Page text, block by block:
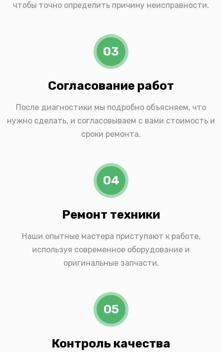
чтобы точно определить причину неисправности.
03
Согласование работ
После диагностики мы подробно объясняем, что
нужно сделать, и согласовываем с вами стоимость и
сроки ремонта.
04
Ремонт техники
Наши опытные мастера приступают к работе,
используя современное оборудование и
оригинальные запчасти.
05
Контроль качества